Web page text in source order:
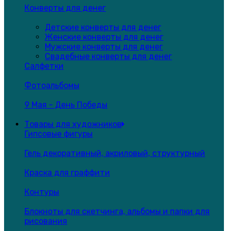
Конверты для денег
Детские конверты для денег
Женские конверты для денег
Мужские конверты для денег
Свадебные конверты для денег
Салфетки
Фотоальбомы
9 Мая - День Победы
Товары для художников
Гипсовые фигуры
Гель декоративный, акриловый, структурный
Краска для граффити
Контуры
Блокноты для скетчинга, альбомы и папки для
рисования